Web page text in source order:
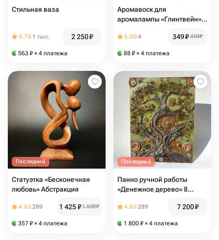
Стильная ваза
4.78 1 тыс. 2 250₽
563 ₽ × 4 платежа
Аромавоск для
аромалампы «Глинтвейн»,
5.004 349₽ 410₽
88 ₽ × 4 платежа
Последний
Статуэтка «Бесконечная
любовь» Абстракция
4.83289 1 425₽1 500₽
357 ₽ × 4 платежа
Последний
Панно ручной работы
«Денежное дерево» 8
4.83289 7 200₽
1 800 ₽ × 4 платежа